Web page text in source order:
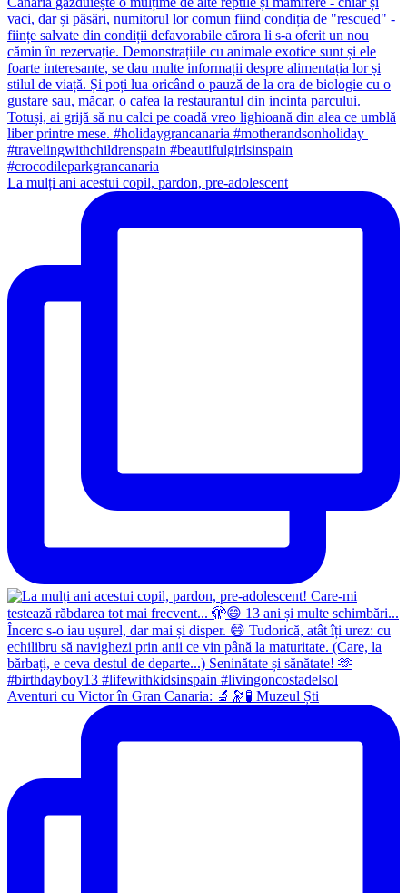
La mulți ani acestui copil, pardon, pre-adolescent
Aventuri cu Victor în Gran Canaria: 🔬🔭🧪 Muzeul Ști